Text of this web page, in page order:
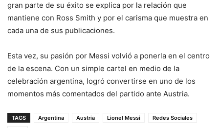
gran parte de su éxito se explica por la relación que
mantiene con Ross Smith y por el carisma que muestra en
cada una de sus publicaciones.
Esta vez, su pasión por Messi volvió a ponerla en el centro
de la escena. Con un simple cartel en medio de la
celebración argentina, logró convertirse en uno de los
momentos más comentados del partido ante Austria.
TAGS Argentina Austria Lionel Messi
Redes Sociales